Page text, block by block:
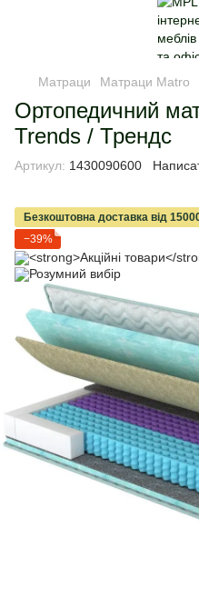
Матраци Матраци Matro
Ортопедичний
Trends / Трендс
Артикул: 1430090600
Безкоштовна доставка від
−39%